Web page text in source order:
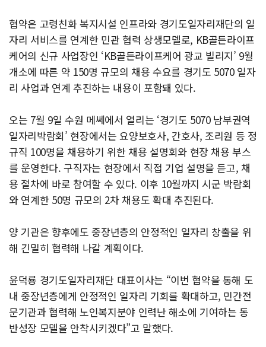
협약은 고령친화 복지시설 인프라와 경기도일자리재단의 일
자리 서비스를 연계한 민관 협력 상생모델로, KB골든라이프
케어의 신규 사업장인 ‘KB골든라이프케어 광교 빌리지’ 9월
개소에 따른 약 150명 규모의 채용 수요를 경기도 5070 일자
리 사업과 연계 추진하는 내용이 포함돼 있다.
오는 7월 9일 수원 메쎄에서 열리는 ‘경기도 5070 남부권역
일자리박람회’ 현장에서는 요양보호사, 간호사, 조리원 등 정
규직 100명을 채용하기 위한 채용 설명회와 현장 채용 부스
를 운영한다. 구직자는 현장에서 직접 기업 설명을 듣고, 채
용 절차에 바로 참여할 수 있다. 이후 10월까지 시군 박람회
와 연계한 50명 규모의 2차 채용도 확대 추진된다.
양 기관은 향후에도 중장년층의 안정적인 일자리 창출을 위
해 긴밀히 협력해 나갈 계획이다.
윤덕룡 경기도일자리재단 대표이사는 “이번 협약을 통해 도
내 중장년층에게 안정적인 일자리 기회를 확대하고, 민간전
문기관과 협력해 노인복지분야 인력난 해소에 기여하는 동
반성장 모델을 안착시키겠다”고 말했다.